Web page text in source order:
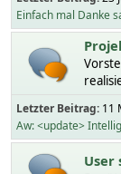
Einfach mal Danke
Letzter Beitrag: 11
Aw: <update>
User